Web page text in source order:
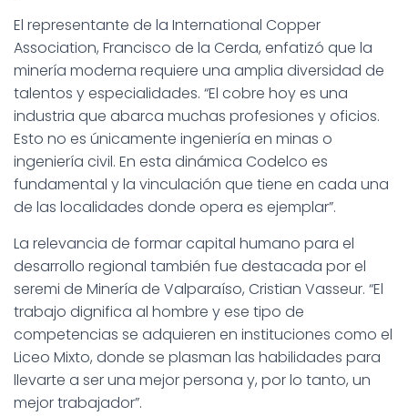
El representante de la International Copper
Association, Francisco de la Cerda, enfatizó que la
minería moderna requiere una amplia diversidad de
talentos y especialidades. “El cobre hoy es una
industria que abarca muchas profesiones y oficios.
Esto no es únicamente ingeniería en minas o
ingeniería civil. En esta dinámica Codelco es
fundamental y la vinculación que tiene en cada una
de las localidades donde opera es ejemplar”.
La relevancia de formar capital humano para el
desarrollo regional también fue destacada por el
seremi de Minería de Valparaíso, Cristian Vasseur. “El
trabajo dignifica al hombre y ese tipo de
competencias se adquieren en instituciones como el
Liceo Mixto, donde se plasman las habilidades para
llevarte a ser una mejor persona y, por lo tanto, un
mejor trabajador”.